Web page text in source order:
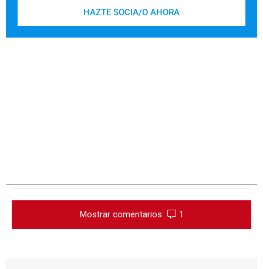
HAZTE SOCIA/O AHORA
Mostrar comentarios 1